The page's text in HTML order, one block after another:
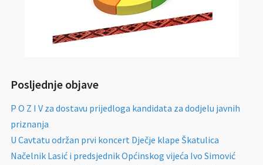
Posljednje objave
P O Z I V za dostavu prijedloga kandidata za dodjelu javnih
priznanja
U Cavtatu održan prvi koncert Dječje klape Škatulica
Načelnik Lasić i predsjednik Općinskog vijeća Ivo Simović